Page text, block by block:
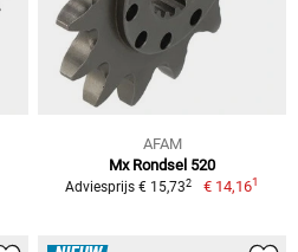
AFAM
Mx Rondsel 520
Adviesprijs € 15,732 € 14,161